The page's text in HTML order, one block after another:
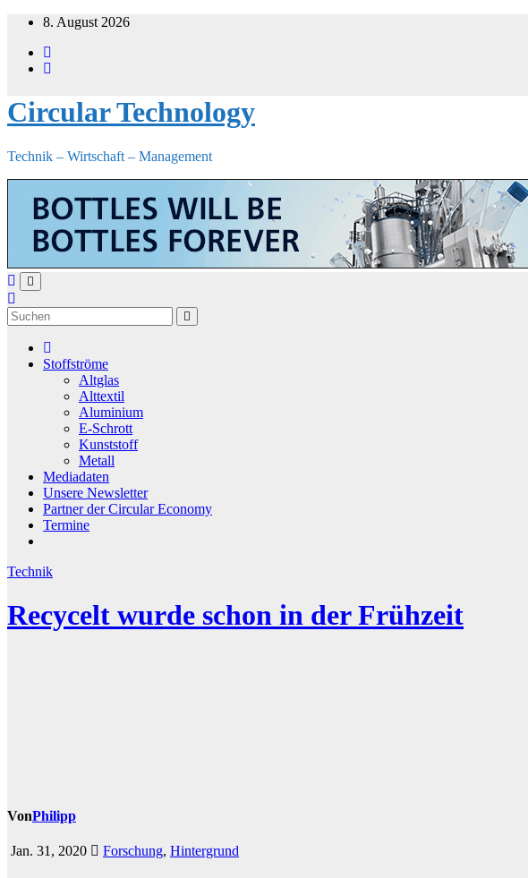
Zum
springen
8. August 2026
Circular Technology
Technik – Wirtschaft – Management
Stoffströme
Altglas
Alttextil
Aluminium
E-Schrott
Kunststoff
Metall
Mediadaten
Unsere Newsletter
Partner der Circular Economy
Termine
Technik
Recycelt wurde schon in der Frühzeit
VonPhilipp
Jan. 31, 2020 Forschung, Hintergrund